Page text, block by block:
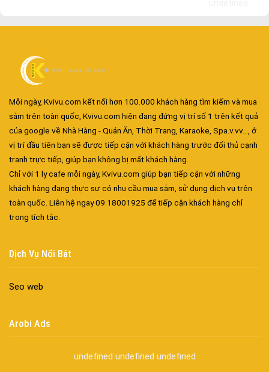
Mỗi ngày, Kvivu.com kết nối hơn 100.000 khách hàng tìm kiếm và mua
sắm trên toàn quốc, Kvivu.com hiện đang đứng vị trí số 1 trên kết quả
của google về Nhà Hàng - Quán Ăn, Thời Trang, Karaoke, Spa.v.vv..., ở
vị trí đầu tiên bạn sẽ được tiếp cận với khách hàng trước đối thủ cạnh
tranh trực tiếp, giúp bạn không bị mất khách hàng.
Chỉ với 1 ly cafe mỗi ngày, Kvivu.com giúp bạn tiếp cận với những
khách hàng đang thực sự có nhu cầu mua sắm, sử dụng dịch vụ trên
toàn quốc. Liên hệ ngay 09.18001925 để tiếp cận khách hàng chỉ
trong tích tắc.
Dịch Vụ Nổi Bật
Seo web
Arobi Ads
undefined undefined undefined
Cửa nhôm chống gió mưa – Hiên ngang giữa thời tiết khắc
Cửa nhôm thông gió – Đưa sinh khí vào ngôi nhà của bạn
Cửa nhôm xếp trượt – Kết nối không gian sống
Cửa nhôm trượt view lớn – Nâng tầm đẳng cấp sống